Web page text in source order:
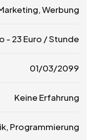
Werbung
- 23 Euro / Stunde
01/03/2099
Keine Erfahrung
Programmierung